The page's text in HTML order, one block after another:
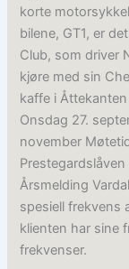
korte
bilene, GT1, er
Club, som driver
kjøre med sin
kaffe i
Onsdag 27.
november
Årsmelding
spesiell frekvens
klienten har sine
frekvenser.